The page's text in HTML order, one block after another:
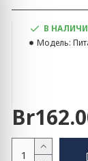
В
Модель: